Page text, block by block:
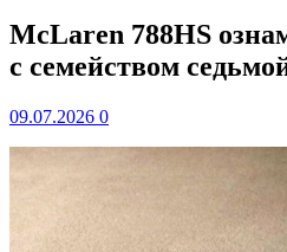
McLaren 788HS
с семейством
09.07.2026 0